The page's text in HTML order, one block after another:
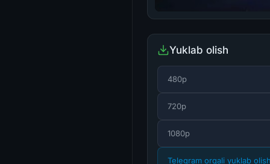
Yuklab olish
480p
720p
1080p
Telegram orqali yuklab